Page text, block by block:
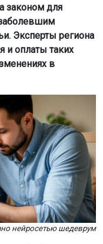
законом для
заболевшим
Эксперты региона
и оплаты таких
в
нейросетью шедеврум